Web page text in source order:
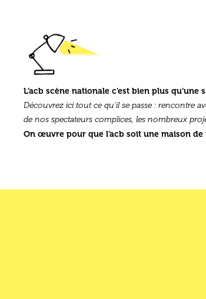
L’acb scène nationale c’est bien plus qu’une
Découvrez ici tout ce qu’il se passe : rencontre
de nos spectateurs complices, les nombreux
On œuvre pour que l’acb soit une maison